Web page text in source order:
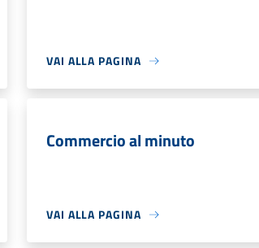
VAI ALLA PAGINA
Commercio al minuto
VAI ALLA PAGINA